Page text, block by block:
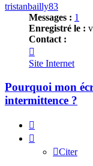
tristanbailly83
Messages : 1
Enregistré le :
Contact :
tristanbailly83
Site Internet
Pourquoi mon
intermittence ?
Citer